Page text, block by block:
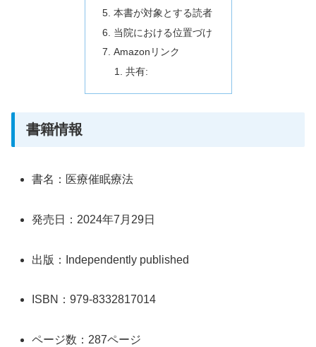
本書が対象とする読者
当院における位置づけ
Amazonリンク
共有:
書籍情報
書名：医療催眠療法
発売日：2024年7月29日
出版：Independently published
ISBN：979-8332817014
ページ数：287ページ